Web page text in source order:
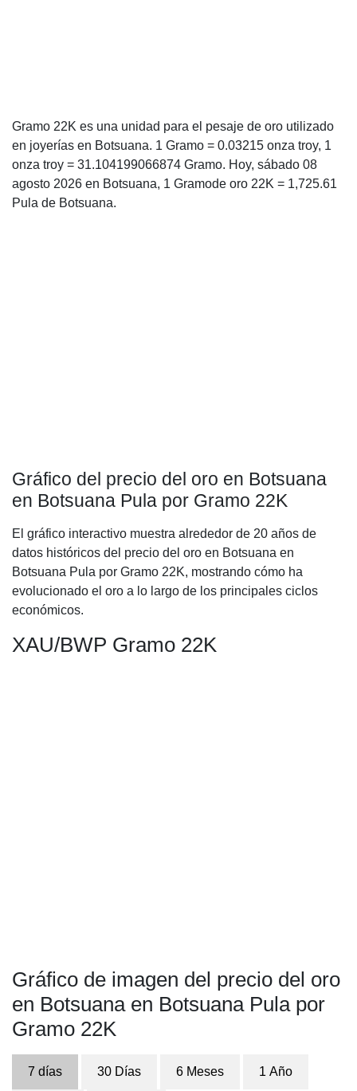
Gramo 22K es una unidad para el pesaje de oro utilizado
en joyerías en Botsuana. 1 Gramo = 0.03215 onza troy, 1
onza troy = 31.104199066874 Gramo. Hoy, sábado 08
agosto 2026 en Botsuana, 1 Gramode oro 22K = 1,725.61
Pula de Botsuana.
Gráfico del precio del oro en Botsuana
en Botsuana Pula por Gramo 22K
El gráfico interactivo muestra alrededor de 20 años de
datos históricos del precio del oro en Botsuana en
Botsuana Pula por Gramo 22K, mostrando cómo ha
evolucionado el oro a lo largo de los principales ciclos
económicos.
XAU/BWP Gramo 22K
Gráfico de imagen del precio del oro
en Botsuana en Botsuana Pula por
Gramo 22K
7 días 30 Días 6 Meses 1 Año